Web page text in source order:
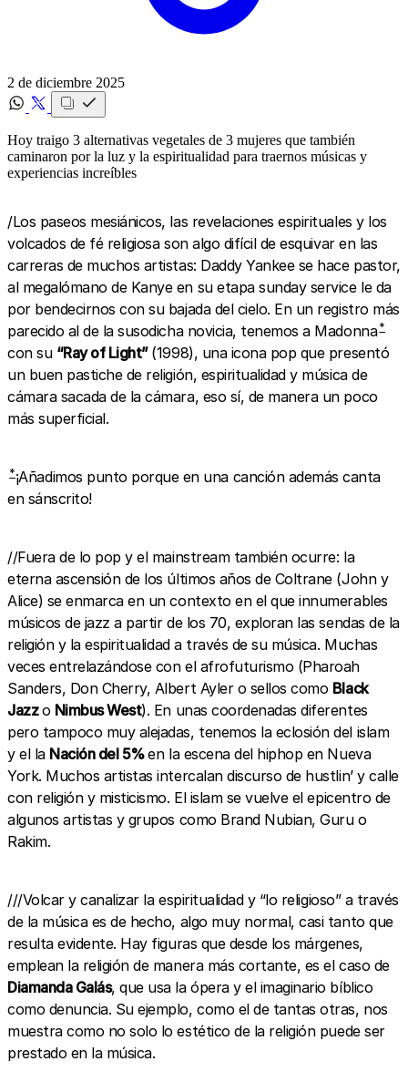
2 de diciembre 2025
Hoy traigo 3 alternativas vegetales de 3 mujeres que también
caminaron por la luz y la espiritualidad para traernos músicas y
experiencias increíbles
/Los paseos mesiánicos, las revelaciones espirituales y los
volcados de fé religiosa son algo difícil de esquivar en las
carreras de muchos artistas: Daddy Yankee se hace pastor,
al megalómano de Kanye en su etapa sunday service le da
por bendecirnos con su bajada del cielo. En un registro más
parecido al de la susodicha novicia, tenemos a Madonna*
con su “Ray of Light” (1998), una icona pop que presentó
un buen pastiche de religión, espiritualidad y música de
cámara sacada de la cámara, eso sí, de manera un poco
más superficial.
*¡Añadimos punto porque en una canción además canta
en sánscrito!
//Fuera de lo pop y el mainstream también ocurre: la
eterna ascensión de los últimos años de Coltrane (John y
Alice) se enmarca en un contexto en el que innumerables
músicos de jazz a partir de los 70, exploran las sendas de la
religión y la espiritualidad a través de su música. Muchas
veces entrelazándose con el afrofuturismo (Pharoah
Sanders, Don Cherry, Albert Ayler o sellos como Black
Jazzo Nimbus West). En unas coordenadas diferentes
pero tampoco muy alejadas, tenemos la eclosión del islam
y el la Nación del 5%en la escena del hiphop en Nueva
York. Muchos artistas intercalan discurso de hustlin’ y calle
con religión y misticismo. El islam se vuelve el epicentro de
algunos artistas y grupos como Brand Nubian, Guru o
Rakim.
///Volcar y canalizar la espiritualidad y “lo religioso” a través
de la música es de hecho, algo muy normal, casi tanto que
resulta evidente. Hay figuras que desde los márgenes,
emplean la religión de manera más cortante, es el caso de
Diamanda Galás, que usa la ópera y el imaginario bíblico
como denuncia. Su ejemplo, como el de tantas otras, nos
muestra como no solo lo estético de la religión puede ser
prestado en la música.